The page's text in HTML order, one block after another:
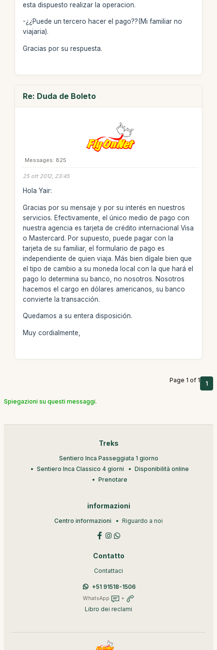
esta dispuesto realizar la operacion.
-¿¿Puede un tercero hacer el pago??(Mi familiar no
viajaria).
Gracias por su respuesta.
Re: Duda de Boleto
Messages: 825
25 ott 2012, 23:45
Hola Yair:
Gracias por su mensaje y por su interés en nuestros
servicios. Efectivamente, el único medio de pago con
nuestra agencia es tarjeta de crédito internacional Visa
o Mastercard. Por supuesto, puede pagar con la
tarjeta de su familiar, el formulario de pago es
independiente de quien viaja. Más bien dígale bien que
el tipo de cambio a su moneda local con la que hará el
pago lo determina su banco, no nosotros. Nosotros
hacemos el cargo en dólares americanos, su banco
convierte la transacción.
Quedamos a su entera disposición.
Muy cordialmente,
Page 1 of 1 1
Spiegazioni su questi messaggi.
Treks
Sentiero Inca Passeggiata 1 giorno
Sentiero Inca Classico 4 giorni
Disponibilità online
Prenotare
informazioni
Centro informazioni Riguardo a noi
Contatto
Contattaci
+51 91518-1506
WhatsApp +
Libro dei reclami